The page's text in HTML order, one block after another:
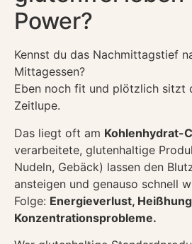
Power?
Kennst du das Nachmittagstief
Mittagessen?
Eben noch fit und plötzlich sitzt
Zeitlupe.
Das liegt oft am Kohlenhydrat-
verarbeitete, glutenhaltige
Nudeln, Gebäck) lassen den
ansteigen und genauso schnell
Folge: Energieverlust,
Konzentrationsprobleme.